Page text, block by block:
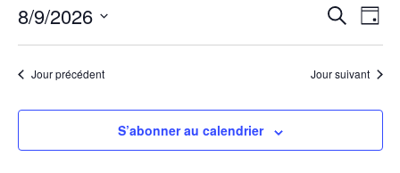
et
de
vues
Recherche
de
Jour
8/9/2026
une
date.Jour précédent Jour suivant
S’abonner au calendrier